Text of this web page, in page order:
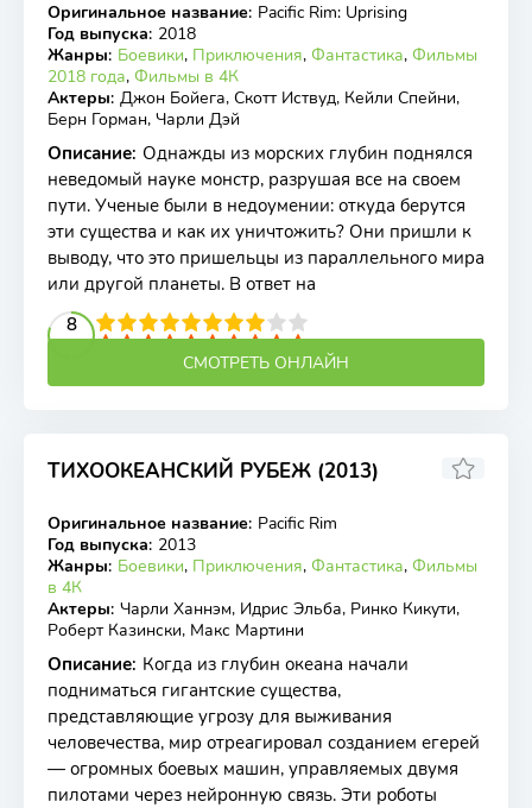
BDRip
Оригинальное название: Pacific Rim: Uprising
Год выпуска: 2018
Жанры: Боевики, Приключения, Фантастика, Фильмы
2018 года, Фильмы в 4К
Актеры: Джон Бойега, Скотт Иствуд, Кейли Спейни,
Берн Горман, Чарли Дэй
Описание: Однажды из морских глубин поднялся
неведомый науке монстр, разрушая все на своем
пути. Ученые были в недоумении: откуда берутся
эти существа и как их уничтожить? Они пришли к
выводу, что это пришельцы из параллельного мира
или другой планеты. В ответ на
8
4 5 6 7 8 9 10
СМОТРЕТЬ ОНЛАЙН
ТИХООКЕАНСКИЙ РУБЕЖ (2013)
BDRip
6.96 6.9
Оригинальное название: Pacific Rim
Год выпуска: 2013
Жанры: Боевики, Приключения, Фантастика, Фильмы
в 4К
Актеры: Чарли Ханнэм, Идрис Эльба, Ринко Кикути,
Роберт Казински, Макс Мартини
Описание: Когда из глубин океана начали
подниматься гигантские существа,
представляющие угрозу для выживания
человечества, мир отреагировал созданием егерей
— огромных боевых машин, управляемых двумя
пилотами через нейронную связь. Эти роботы